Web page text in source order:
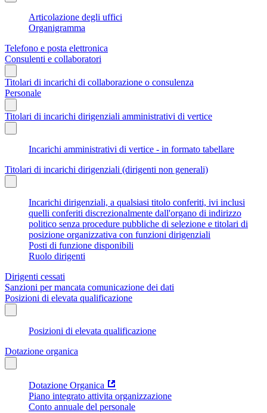
Articolazione degli uffici
Organigramma
Telefono e posta elettronica
Consulenti e collaboratori
Titolari di incarichi di collaborazione o consulenza
Personale
Titolari di incarichi dirigenziali amministrativi di vertice
Incarichi amministrativi di vertice - in formato tabellare
Titolari di incarichi dirigenziali (dirigenti non generali)
Incarichi dirigenziali, a qualsiasi titolo conferiti, ivi inclusi
quelli conferiti discrezionalmente dall'organo di indirizzo
politico senza procedure pubbliche di selezione e titolari di
posizione organizzativa con funzioni dirigenziali
Posti di funzione disponibili
Ruolo dirigenti
Dirigenti cessati
Sanzioni per mancata comunicazione dei dati
Posizioni di elevata qualificazione
Posizioni di elevata qualificazione
Dotazione organica
Dotazione Organica
Piano integrato attivita organizzazione
Conto annuale del personale